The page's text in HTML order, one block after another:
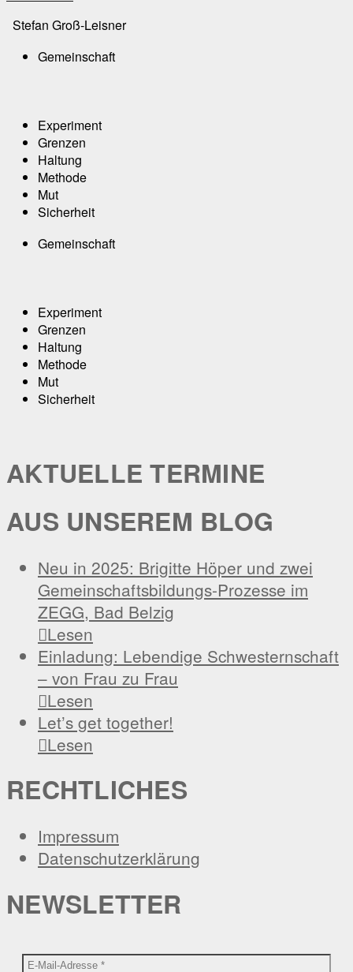
Stefan Groß-Leisner
Gemeinschaft
Experiment
Grenzen
Haltung
Methode
Mut
Sicherheit
Gemeinschaft
Experiment
Grenzen
Haltung
Methode
Mut
Sicherheit
AKTUELLE TERMINE
AUS UNSEREM BLOG
Neu in 2025: Brigitte Höper und zwei
Gemeinschaftsbildungs-Prozesse im
ZEGG, Bad Belzig
Lesen
Einladung: Lebendige Schwesternschaft
– von Frau zu Frau
Lesen
Let’s get together!
Lesen
RECHTLICHES
Impressum
Datenschutzerklärung
NEWSLETTER